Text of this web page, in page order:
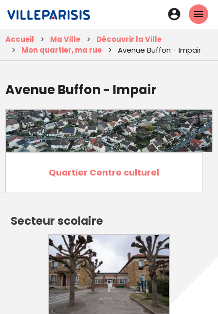
contenu
principal
En-
tête
-
Accueil Ma Ville
Découvrir la Ville
Mon quartier, ma rue
Avenue Buffon - Impair
Avenue Buffon - Impair
Quartier Centre culturel
Secteur scolaire